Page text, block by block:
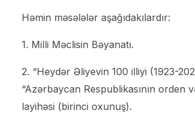
Həmin məsələlər aşağıdakılardır:
1. Milli Məclisin Bəyanatı.
2. “Heydər Əliyevin 100 illiyi (1923-
“Azərbaycan Respublikasının orden
layihəsi (birinci oxunuş).